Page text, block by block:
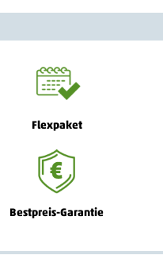
Flexpaket
Bestpreis-Garantie